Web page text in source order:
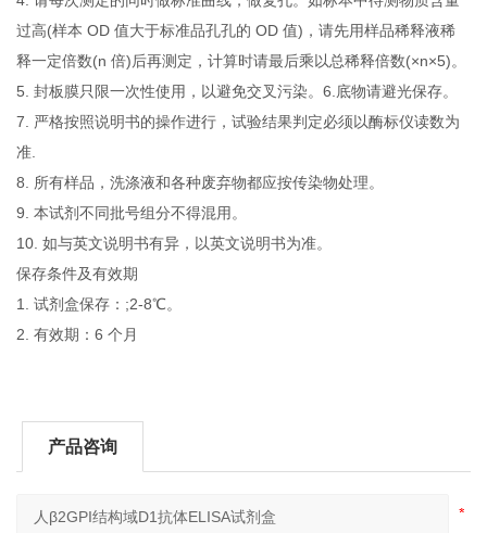
过高(样本 OD 值大于标准品孔孔的 OD 值)，请先用样品稀释液稀
释一定倍数(n 倍)后再测定，计算时请最后乘以总稀释倍数(×n×5)。
5. 封板膜只限一次性使用，以避免交叉污染。6.底物请避光保存。
7. 严格按照说明书的操作进行，试验结果判定必须以酶标仪读数为
准.
8. 所有样品，洗涤液和各种废弃物都应按传染物处理。
9. 本试剂不同批号组分不得混用。
10. 如与英文说明书有异，以英文说明书为准。
保存条件及有效期
1. 试剂盒保存：;2-8℃。
2. 有效期：6 个月
产品咨询